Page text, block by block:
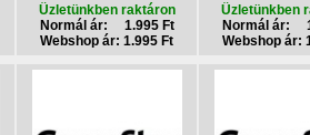
Üzletünkben raktáron
Normál ár: 1.995 Ft
Webshop ár: 1.995 Ft
Üzletünkben
Normál ár:
Webshop ár: